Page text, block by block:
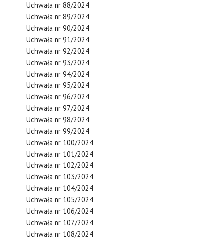
Uchwała nr 88/2024
Uchwała nr 89/2024
Uchwała nr 90/2024
Uchwała nr 91/2024
Uchwała nr 92/2024
Uchwała nr 93/2024
Uchwała nr 94/2024
Uchwała nr 95/2024
Uchwała nr 96/2024
Uchwała nr 97/2024
Uchwała nr 98/2024
Uchwała nr 99/2024
Uchwała nr 100/2024
Uchwała nr 101/2024
Uchwała nr 102/2024
Uchwała nr 103/2024
Uchwała nr 104/2024
Uchwała nr 105/2024
Uchwała nr 106/2024
Uchwała nr 107/2024
Uchwała nr 108/2024